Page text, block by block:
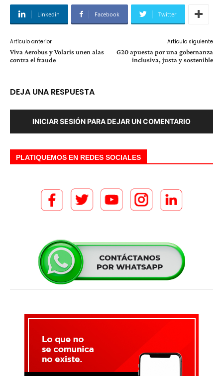
Linkedin Facebook Twitter
Artículo anterior
Viva Aerobus y Volaris unen alas
contra el fraude
Artículo siguiente
G20 apuesta por una gobernanza
inclusiva, justa y sostenible
DEJA UNA RESPUESTA
INICIAR SESIÓN PARA DEJAR UN COMENTARIO
PLATIQUEMOS EN REDES SOCIALES